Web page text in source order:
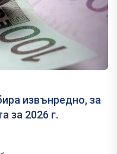
извънредно, за
за 2026 г.